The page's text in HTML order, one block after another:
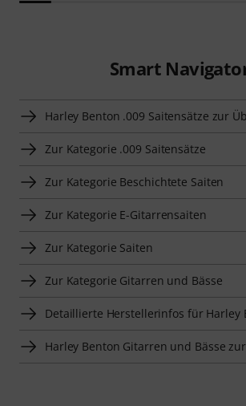
Smart
Harley Benton .009 Saitensätze zur
Zur Kategorie .009 Saitensätze
Zur Kategorie Beschichtete Saiten
Zur Kategorie E-Gitarrensaiten
Zur Kategorie Saiten
Zur Kategorie Gitarren und Bässe
Detaillierte Herstellerinfos für Harley
Harley Benton Gitarren und Bässe